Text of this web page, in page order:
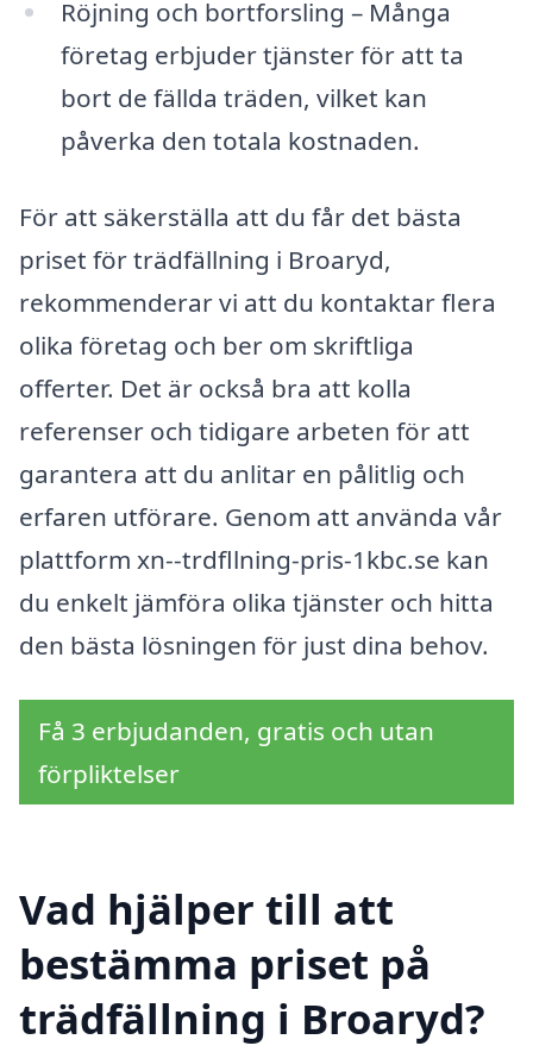
Röjning och bortforsling – Många
företag erbjuder tjänster för att ta
bort de fällda träden, vilket kan
påverka den totala kostnaden.
För att säkerställa att du får det bästa
priset för trädfällning i Broaryd,
rekommenderar vi att du kontaktar flera
olika företag och ber om skriftliga
offerter. Det är också bra att kolla
referenser och tidigare arbeten för att
garantera att du anlitar en pålitlig och
erfaren utförare. Genom att använda vår
plattform xn--trdfllning-pris-1kbc.se kan
du enkelt jämföra olika tjänster och hitta
den bästa lösningen för just dina behov.
Få 3 erbjudanden, gratis och utan
förpliktelser
Vad hjälper till att
bestämma priset på
trädfällning i Broaryd?